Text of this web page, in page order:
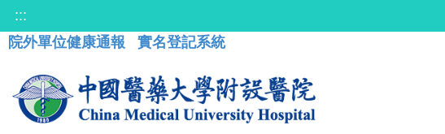
:::
院外單位健康通報
實名登記系統